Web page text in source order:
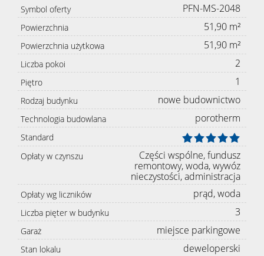
Symbol oferty PFN-MS-2048
Powierzchnia 51,90 m²
Powierzchnia użytkowa 51,90 m²
Liczba pokoi 2
Piętro 1
Rodzaj budynku nowe budownictwo
Technologia budowlana porotherm
Standard
Opłaty w czynszu
Części wspólne, fundusz
remontowy, woda, wywóz
nieczystości, administracja
Opłaty wg liczników prąd, woda
Liczba pięter w budynku 3
Garaż miejsce parkingowe
Stan lokalu deweloperski